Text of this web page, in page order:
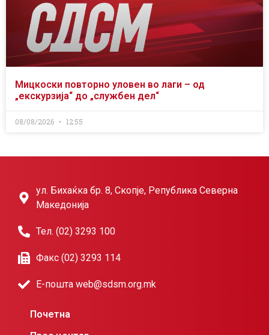
Мицкоски повторно уловен во лаги – од
„екскурзија“ до „службен дел“
08/08/2026 12:55
ул. Бихаќка бр. 8, Скопје, Република Северна
Македонија
Тел. (02) 3293 100
Факс (02) 3293 114
Е-пошта web@sdsm.org.mk
Почетна